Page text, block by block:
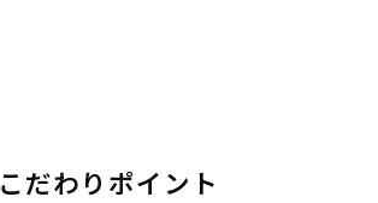
こだわりポイント